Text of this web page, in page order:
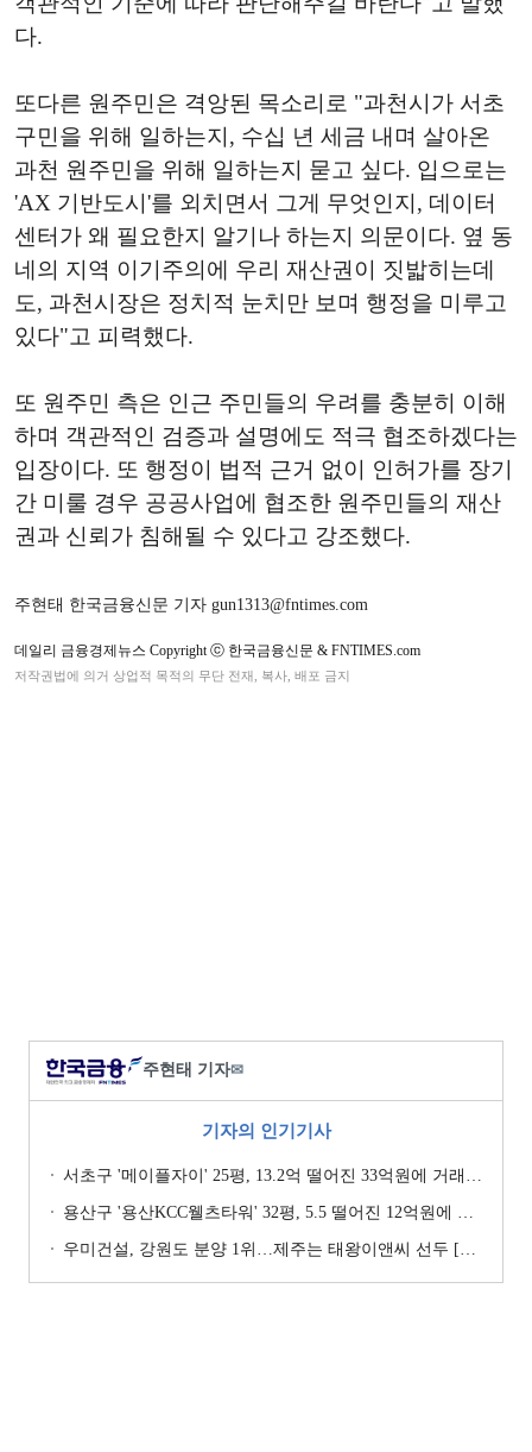
다.
또다른 원주민은 격앙된 목소리로 "과천시가 서초
구민을 위해 일하는지, 수십 년 세금 내며 살아온
과천 원주민을 위해 일하는지 묻고 싶다. 입으로는
'AX 기반도시'를 외치면서 그게 무엇인지, 데이터
센터가 왜 필요한지 알기나 하는지 의문이다. 옆 동
네의 지역 이기주의에 우리 재산권이 짓밟히는데
도, 과천시장은 정치적 눈치만 보며 행정을 미루고
있다"고 피력했다.
또 원주민 측은 인근 주민들의 우려를 충분히 이해
하며 객관적인 검증과 설명에도 적극 협조하겠다는
입장이다. 또 행정이 법적 근거 없이 인허가를 장기
간 미룰 경우 공공사업에 협조한 원주민들의 재산
권과 신뢰가 침해될 수 있다고 강조했다.
주현태 한국금융신문 기자 gun1313@fntimes.com
데일리 금융경제뉴스 Copyright ⓒ 한국금융신문 & FNTIMES.com
저작권법에 의거 상업적 목적의 무단 전재, 복사, 배포 금지
주현태 기자✉
기자의 인기기사
서초구 '메이플자이' 25평, 13.2억 떨어진 33억원에 거래 [일일 하락가]
용산구 '용산KCC웰츠타워' 32평, 5.5 떨어진 12억원에 거래 [일일 하락가]
우미건설, 강원도 분양 1위…제주는 태왕이앤씨 선두 [이 지역 분양왕-강원·제주]